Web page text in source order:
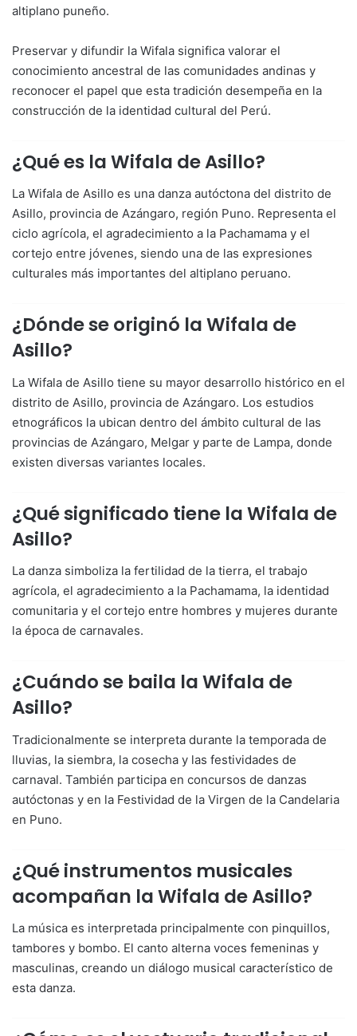
altiplano puneño.
Preservar y difundir la Wifala significa valorar el
conocimiento ancestral de las comunidades andinas y
reconocer el papel que esta tradición desempeña en la
construcción de la identidad cultural del Perú.
¿Qué es la Wifala de Asillo?
La Wifala de Asillo es una danza autóctona del distrito de
Asillo, provincia de Azángaro, región Puno. Representa el
ciclo agrícola, el agradecimiento a la Pachamama y el
cortejo entre jóvenes, siendo una de las expresiones
culturales más importantes del altiplano peruano.
¿Dónde se originó la Wifala de
Asillo?
La Wifala de Asillo tiene su mayor desarrollo histórico en el
distrito de Asillo, provincia de Azángaro. Los estudios
etnográficos la ubican dentro del ámbito cultural de las
provincias de Azángaro, Melgar y parte de Lampa, donde
existen diversas variantes locales.
¿Qué significado tiene la Wifala de
Asillo?
La danza simboliza la fertilidad de la tierra, el trabajo
agrícola, el agradecimiento a la Pachamama, la identidad
comunitaria y el cortejo entre hombres y mujeres durante
la época de carnavales.
¿Cuándo se baila la Wifala de
Asillo?
Tradicionalmente se interpreta durante la temporada de
lluvias, la siembra, la cosecha y las festividades de
carnaval. También participa en concursos de danzas
autóctonas y en la Festividad de la Virgen de la Candelaria
en Puno.
¿Qué instrumentos musicales
acompañan la Wifala de Asillo?
La música es interpretada principalmente con pinquillos,
tambores y bombo. El canto alterna voces femeninas y
masculinas, creando un diálogo musical característico de
esta danza.